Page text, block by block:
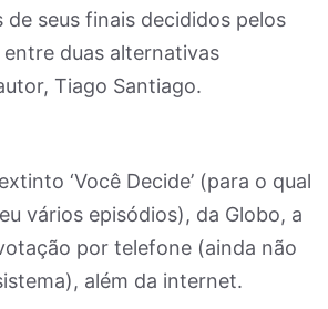
seus finais decididos pelos
duas alternativas
Tiago Santiago.
‘Você Decide’ (para o qual
vários episódios), da Globo, a
por telefone (ainda não
além da internet.